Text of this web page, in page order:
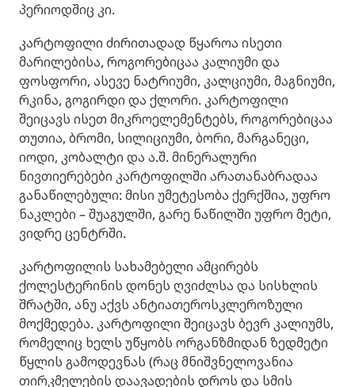
პერიოდშიც კი.
კარტოფილი ძირითადად წყაროა ისეთი
მარილებისა, როგორებიცაა კალიუმი და
ფოსფორი, ასევე ნატრიუმი, კალციუმი, მაგნიუმი,
რკინა, გოგირდი და ქლორი. კარტოფილი
შეიცავს ისეთ მიკროელემენტებს, როგორებიცაა
თუთია, ბრომი, სილიციუმი, ბორი, მარგანეცი,
იოდი, კობალტი და ა.შ. მინერალური
ნივთიერებები კარტოფილში არათანაბრადაა
განაწილებული: მისი უმეტესობა ქერქშია, უფრო
ნაკლები – შუაგულში, გარე ნაწილში უფრო მეტი,
ვიდრე ცენტრში.
კარტოფილის სახამებელი ამცირებს
ქოლესტერინის დონეს ღვიძლსა და სისხლის
შრატში, ანუ აქვს ანტიათეროსკლეროზული
მოქმედება. კარტოფილი შეიცავს ბევრ კალიუმს,
რომელიც ხელს უწყობს ორგანზმიდან ზედმეტი
წყლის გამოდევნას (რაც მნიშვნელოვანია
თირკმელების დაავადების დროს და სმის